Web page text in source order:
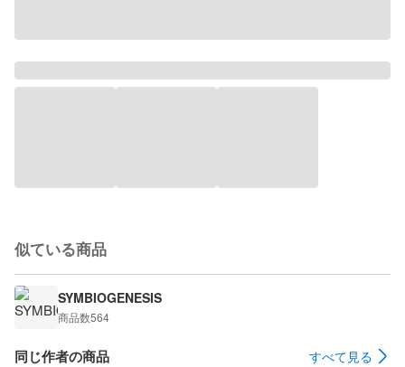
似ている商品
SYMBIOGENESIS
商品数564
同じ作者の商品 すべて見る